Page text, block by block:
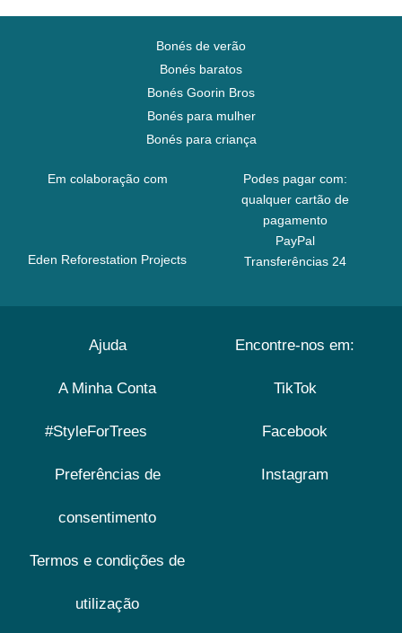
Bonés de verão
Bonés baratos
Bonés Goorin Bros
Bonés para mulher
Bonés para criança
Em colaboração com
Eden Reforestation Projects
Podes pagar com:
qualquer cartão de
pagamento
PayPal
Transferências 24
Ajuda
A Minha Conta
#StyleForTrees
Preferências de
consentimento
Termos e condições de
utilização
Encontre-nos em:
TikTok
Facebook
Instagram